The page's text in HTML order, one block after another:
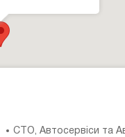
СТО, Автосервіси та